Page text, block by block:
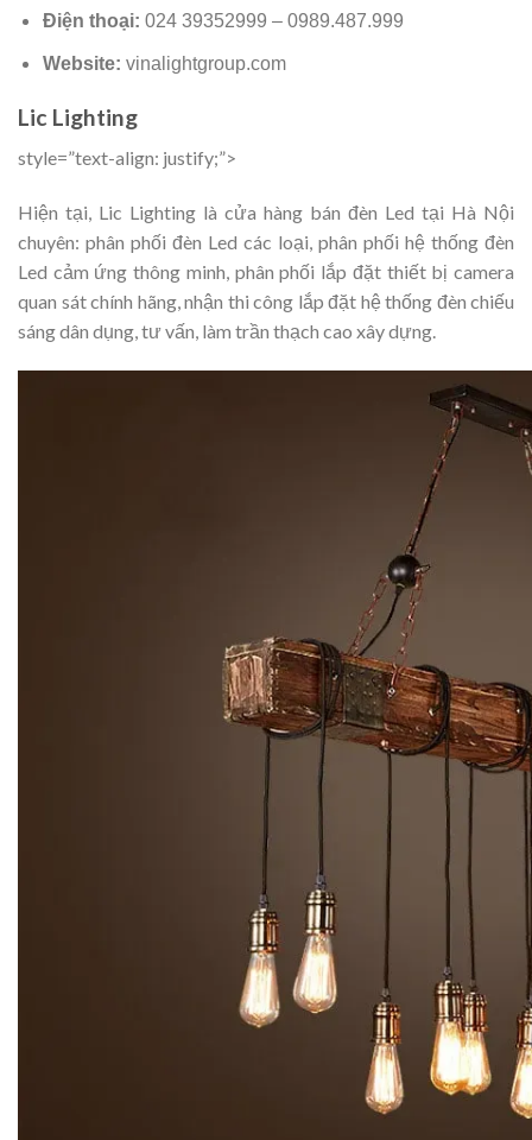
Điện thoại: 024 39352999 – 0989.487.999
Website: vinalightgroup.com
Lic Lighting
style=”text-align: justify;”>
Hiện tại, Lic Lighting là cửa hàng bán đèn Led tại Hà Nội
chuyên: phân phối đèn Led các loại, phân phối hệ thống đèn
Led cảm ứng thông minh, phân phối lắp đặt thiết bị camera
quan sát chính hãng, nhận thi công lắp đặt hệ thống đèn chiếu
sáng dân dụng, tư vấn, làm trần thạch cao xây dựng.